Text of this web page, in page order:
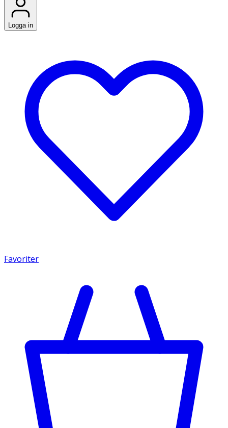
Logga in
Favoriter